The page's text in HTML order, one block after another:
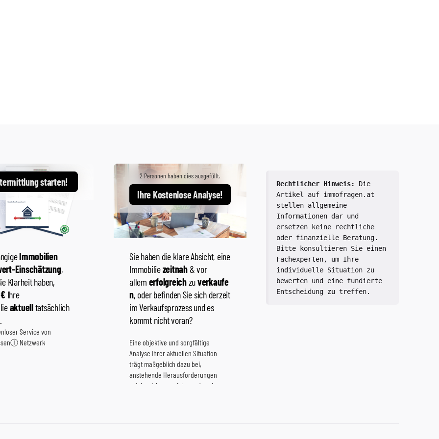
Rechtlicher Hinweis:
Die
Artikel auf immofragen.at
stellen allgemeine
Informationen dar und
ersetzen keine rechtliche
oder finanzielle Beratung.
Bitte konsultieren Sie einen
Fachexperten, um Ihre
individuelle Situation zu
bewerten und eine fundierte
Entscheidung zu treffen.